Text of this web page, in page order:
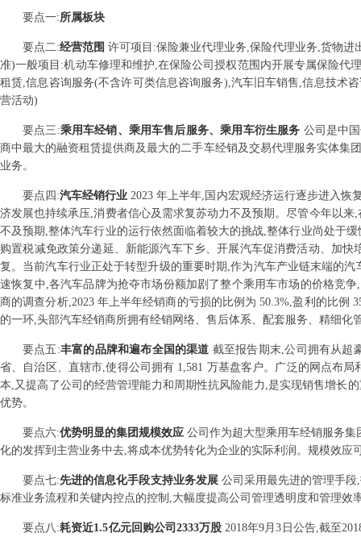
要点一:所属板块
要点二:经营范围许可项目:保险兼业代理业务,保险代理业务,货物
准)一般项目:机动车修理和维护,在保险公司授权范围内开展专属保险
租赁,信息咨询服务(不含许可类信息咨询服务),汽车旧车销售,信息技术
营活动)
要点三 :乘用车经销、乘用车售后服务、乘用车衍生服务 公司是中
商中最大的融资租赁提供商及最大的二手车经销及交易代理服务实体集
业务。
要点 四 :汽车经销行业2023 年上半年,国内宏观经济运行逐步进入恢
济发展也持续承压,消费者信心及需求复苏动力不及预期。尽管今年以
不及预期,整体汽车行业的运行依然面临着较大的挑战,整体行业尚处于
购置税减免政策分递延、新能源汽车下乡、开展汽车促消费活动、加
复。当前汽车行业正处于转型升级的重要时期,作为汽车产业链末端的
速恢复中,各汽车品牌为抢夺市场份额加剧了整个乘用车市场的价格竞
商的调查分析,2023 年上半年经销商的亏损的比例为 50.3%,盈利的比例
的一环,头部汽车经销商所拥有经销网络、售后体系、配套服务、精细
要点五 :丰富的品牌和遍布全国的渠道 截至报告期末,公司拥有从超
省、自治区、直辖市,使得公司拥有 1,581 万基盘客户。广泛的网点布
本,又提高了公司的经营管理能力和周期性抗风险能力,是实现销售增长
优势。
要点六:优势明显的集团规模效应 公司作为超大型乘用车经销服务
化的发挥到主营业务中去,将成本优势转化为企业的实际利润。规模效
要点七:先进的信息化手段支持业务发展 公司采用最先进的管理手段
标准业务流程和关键内控点的控制,大幅度提高公司管理透明度和管理效
要点 八 :耗资近1.5亿元回购公司2333万股2018年9月3日公告,截至